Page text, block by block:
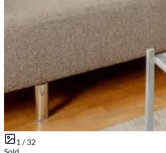
1 / 32